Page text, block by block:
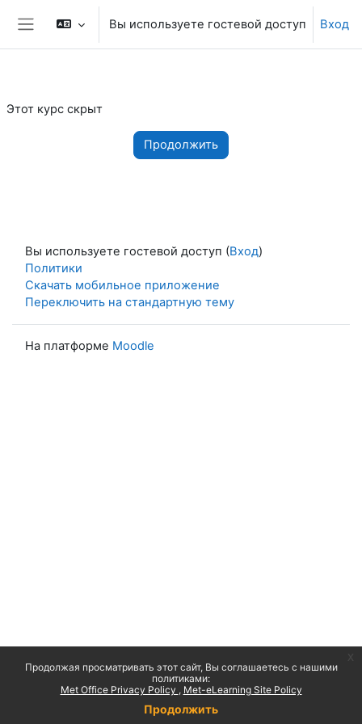
Перейти к основному содержанию
Продолжая просматривать этот сайт, Вы соглашаетесь с нашими
политиками:
Met Office Privacy Policy
Met-eLearning Site Policy
Продолжить
Боковая панель
Вы используете гостевой доступ Вход
Этот курс скрыт
Продолжить
Вы используете гостевой доступ (Вход)
Политики
Скачать мобильное приложение
Переключить на стандартную тему
На платформе Moodle